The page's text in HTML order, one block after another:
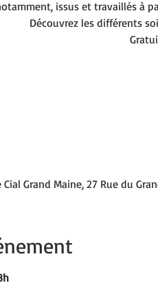
issus et travaillés à
Découvrez les différents
Grand Maine, 27 Rue du